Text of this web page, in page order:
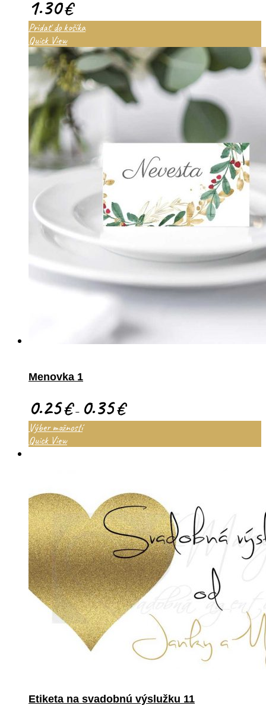
1.30€
Pridať do košíka
Quick View
Menovka 1
0.25€– 0.35€
Výber možností
Quick View
Etiketa na svadobnú výslužku 11